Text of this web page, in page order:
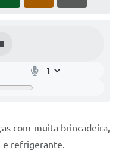
com muita brincadeira,
e refrigerante.